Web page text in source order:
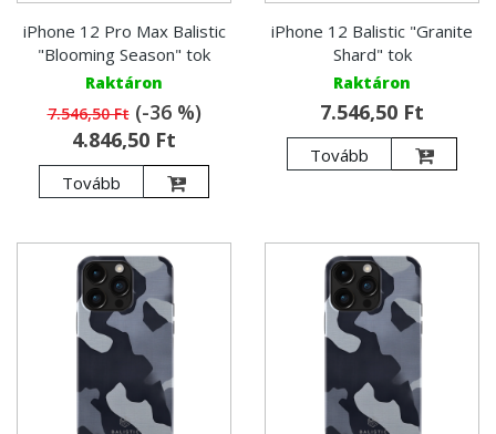
iPhone 12 Pro Max Balistic
"Blooming Season" tok
Raktáron
7.546,50 Ft(-36 %)
4.846,50 Ft
Tovább
iPhone 12 Balistic "Granite
Shard" tok
Raktáron
7.546,50 Ft
Tovább